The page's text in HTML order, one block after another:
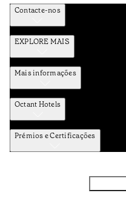
Contacte-nos
EXPLORE MAIS
Mais informações
Octant Hotels
Prémios e Certificações